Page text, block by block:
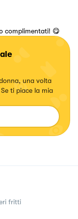
complimentati! 😋
una volta
ti piace la mia
fritti